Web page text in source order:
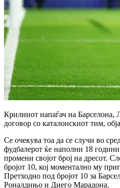
Крилниот напаѓач на
договор со каталонскиот тим,
Се очекува тоа да се случи во
фудбалерот ќе наполни 18
промени својот број на дресот.
бројот 10, кој моментално му
Претходно под бројот 10 за
Роналдињо и Диего Марадона.